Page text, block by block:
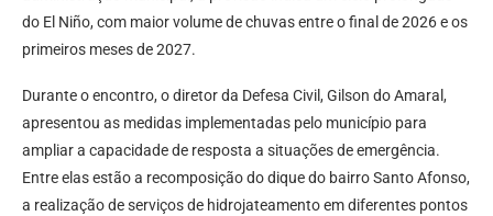
do El Niño, com maior volume de chuvas entre o final de 2026 e os
primeiros meses de 2027.
Durante o encontro, o diretor da Defesa Civil, Gilson do Amaral,
apresentou as medidas implementadas pelo município para
ampliar a capacidade de resposta a situações de emergência.
Entre elas estão a recomposição do dique do bairro Santo Afonso,
a realização de serviços de hidrojateamento em diferentes pontos